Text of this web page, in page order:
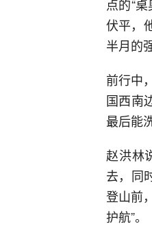
点的“
伏平，
半月的
前行中
国西南
最后能
赵洪林
去，同
登山前
护航”。